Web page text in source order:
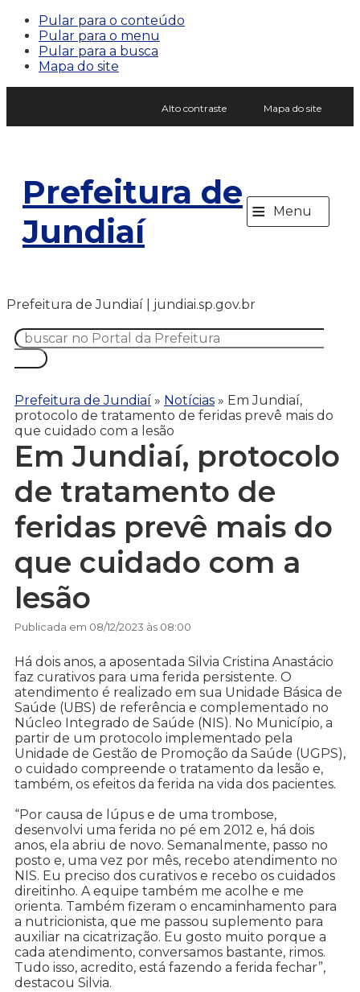
Pular para o conteúdo
Pular para o menu
Pular para a busca
Mapa do site
Alto contraste Mapa do site
Prefeitura de
Jundiaí
≡ Menu
Prefeitura de Jundiaí | jundiai.sp.gov.br
Prefeitura de Jundiaí » Notícias » Em Jundiaí,
protocolo de tratamento de feridas prevê mais do
que cuidado com a lesão
Em Jundiaí, protocolo
de tratamento de
feridas prevê mais do
que cuidado com a
lesão
Publicada em 08/12/2023 às 08:00
Há dois anos, a aposentada Silvia Cristina Anastácio
faz curativos para uma ferida persistente. O
atendimento é realizado em sua Unidade Básica de
Saúde (UBS) de referência e complementado no
Núcleo Integrado de Saúde (NIS). No Município, a
partir de um protocolo implementado pela
Unidade de Gestão de Promoção da Saúde (UGPS),
o cuidado compreende o tratamento da lesão e,
também, os efeitos da ferida na vida dos pacientes.
“Por causa de lúpus e de uma trombose,
desenvolvi uma ferida no pé em 2012 e, há dois
anos, ela abriu de novo. Semanalmente, passo no
posto e, uma vez por mês, recebo atendimento no
NIS. Eu preciso dos curativos e recebo os cuidados
direitinho. A equipe também me acolhe e me
orienta. Também fizeram o encaminhamento para
a nutricionista, que me passou suplemento para
auxiliar na cicatrização. Eu gosto muito porque a
cada atendimento, conversamos bastante, rimos.
Tudo isso, acredito, está fazendo a ferida fechar”,
destacou Silvia.